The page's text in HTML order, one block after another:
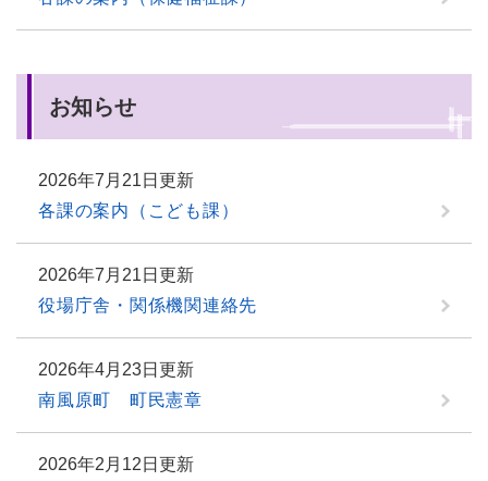
お知らせ
2026年7月21日更新
各課の案内（こども課）
2026年7月21日更新
役場庁舎・関係機関連絡先
2026年4月23日更新
南風原町 町民憲章
2026年2月12日更新